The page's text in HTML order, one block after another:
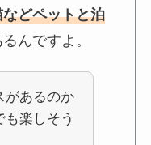
どペットと泊
んですよ。
があるのか
も楽しそう